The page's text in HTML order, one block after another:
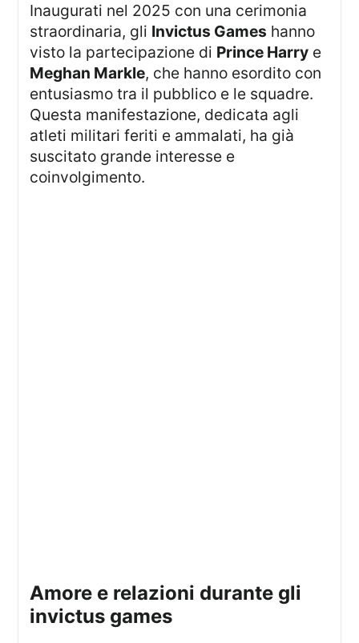
Inaugurati nel 2025 con una cerimonia
straordinaria, gli Invictus Games hanno
visto la partecipazione di Prince Harry e
Meghan Markle, che hanno esordito con
entusiasmo tra il pubblico e le squadre.
Questa manifestazione, dedicata agli
atleti militari feriti e ammalati, ha già
suscitato grande interesse e
coinvolgimento.
amore e relazioni durante gli
invictus games